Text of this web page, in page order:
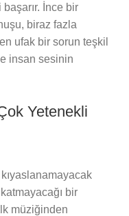
İnce bir
biraz fazla
ufak bir sorun teşkil
insan sesinin
Yetenekli
kıyaslanamayacak
bir
müziğinden